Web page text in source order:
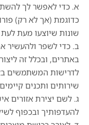
א. כדי לאפשר לך
כדוגמת (אך לא רק)
שונות שיוצעו מעת
ב. כדי לשפר ולהעשיר
באתרים, ובכלל זה
לדרישות המשתמשים
שירותים ותכנים
ג. לשם יצירת אזורים
להעדפותיך ובכפוף